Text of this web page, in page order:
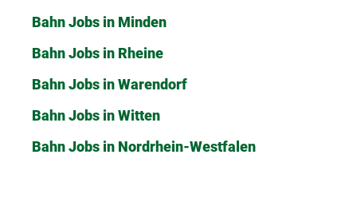
Bahn Jobs in Minden
Bahn Jobs in Rheine
Bahn Jobs in Warendorf
Bahn Jobs in Witten
Bahn Jobs in Nordrhein-Westfalen